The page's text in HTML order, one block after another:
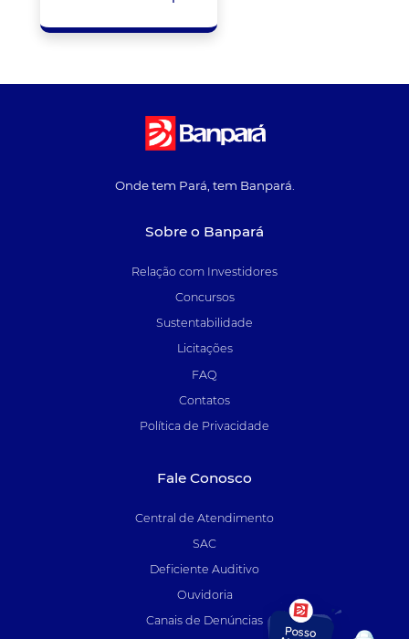
Onde tem Pará, tem Banpará.
Sobre o Banpará
Relação com Investidores
Concursos
Sustentabilidade
Licitações
FAQ
Contatos
Política de Privacidade
Fale Conosco
Central de Atendimento
SAC
Deficiente Auditivo
Ouvidoria
Canais de Denúncias